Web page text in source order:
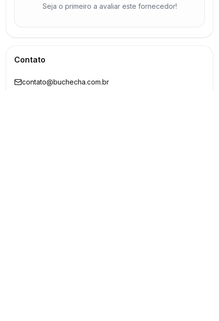
Seja o primeiro a avaliar este fornecedor!
Contato
contato@buchecha.com.br